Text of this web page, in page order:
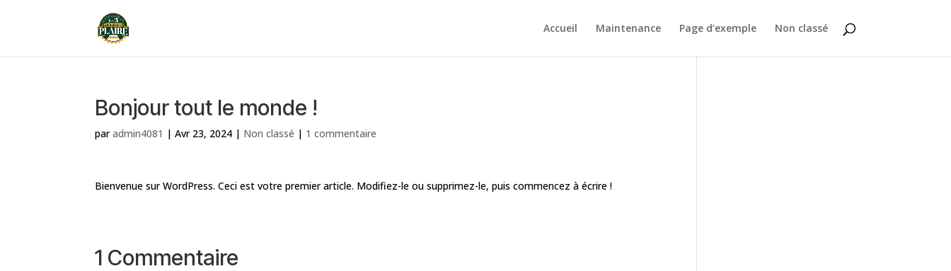
Accueil Maintenance Page d’exemple Non classé
Bonjour tout le monde !
paradmin4081 |Avr 23, 2024 | Non classé | 1 commentaire
Bienvenue sur WordPress. Ceci est votre premier article. Modifiez-le ou supprimez-le, puis commencez à écrire !
1 Commentaire